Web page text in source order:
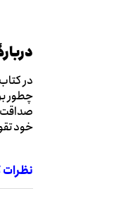
در
چطور
خود
نظرات